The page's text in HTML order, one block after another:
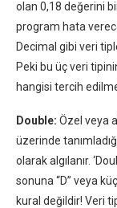
olan 0,18 değerini
program hata
Decimal gibi veri
Peki bu üç veri
hangisi tercih
Double: Özel veya
üzerinde
olarak algılanır.
sonuna “D” veya
kural değildir! Veri